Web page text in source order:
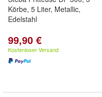
Körbe, 5 Liter, Metallic,
Edelstahl
99,90 €
Kostenloser Versand